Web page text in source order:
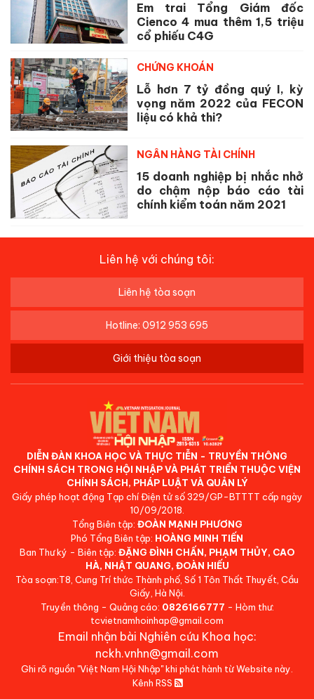
Em trai Tổng Giám đốc
Cienco 4 mua thêm 1,5 triệu
cổ phiếu C4G
CHỨNG KHOÁN
Lỗ hơn 7 tỷ đồng quý I, kỳ
vọng năm 2022 của FECON
liệu có khả thi?
NGÂN HÀNG TÀI CHÍNH
15 doanh nghiệp bị nhắc nhở
do chậm nộp báo cáo tài
chính kiểm toán năm 2021
Liên hệ với chúng tôi:
Liên hệ tòa soạn
Hotline: 0912 953 695
Giới thiệu tòa soạn
DIỄN ĐÀN KHOA HỌC VÀ THỰC TIỄN - TRUYỀN THÔNG
CHÍNH SÁCH TRONG HỘI NHẬP VÀ PHÁT TRIỂN THUỘC VIỆN
CHÍNH SÁCH, PHÁP LUẬT VÀ QUẢN LÝ
Giấy phép hoạt động Tạp chí Điện tử số 329/GP-BTTTT cấp ngày
10/09/2018.
Tổng Biên tập: ĐOÀN MẠNH PHƯƠNG
Phó Tổng Biên tập: HOÀNG MINH TIẾN
Ban Thư ký - Biên tập: ĐẶNG ĐÌNH CHẤN, PHẠM THỦY, CAO
HÀ, NHẬT QUANG, ĐOÀN HIẾU
Tòa soạn:T8, Cung Trí thức Thành phố, Số 1 Tôn Thất Thuyết, Cầu
Giấy, Hà Nội.
Truyền thông - Quảng cáo: 0826166777 - Hòm thư:
tcvietnamhoinhap@gmail.com
Email nhận bài Nghiên cứu Khoa học:
nckh.vnhn@gmail.com
Ghi rõ nguồn "Việt Nam Hội Nhập" khi phát hành từ Website này.
Kênh RSS